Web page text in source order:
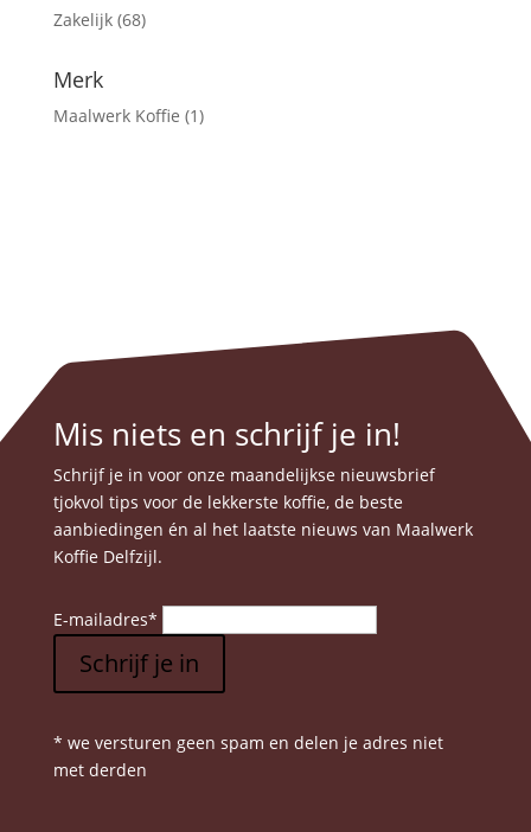
Zakelijk (68)
Merk
Maalwerk Koffie (1)
Mis niets en schrijf je in!
Schrijf je in voor onze maandelijkse nieuwsbrief
tjokvol tips voor de lekkerste koffie, de beste
aanbiedingen én al het laatste nieuws van Maalwerk
Koffie Delfzijl.
E-mailadres*
Schrijf je in
* we versturen geen spam en delen je adres niet
met derden